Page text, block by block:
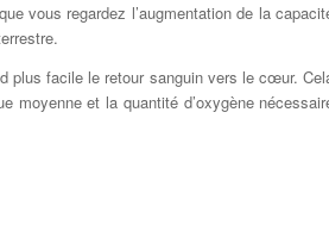
vous regardez l’augmentation de la
plus facile le retour sanguin vers le cœur.
moyenne et la quantité d’oxygène